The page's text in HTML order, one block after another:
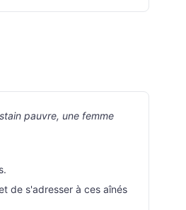
pauvre, une femme
de s'adresser à ces aînés